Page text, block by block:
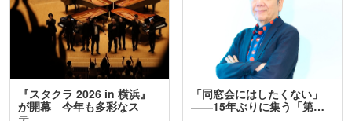
『スタクラ 2026 in 横浜』
が開幕 今年も多彩なス
「同窓会にはしたくない」
――15年ぶりに集う「第…